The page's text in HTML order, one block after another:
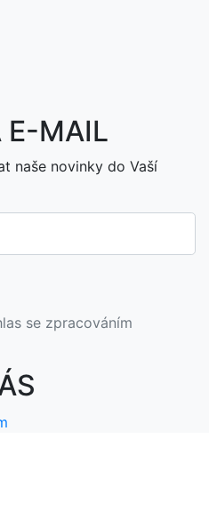
E-MAIL
naše novinky do Vaší
se zpracováním